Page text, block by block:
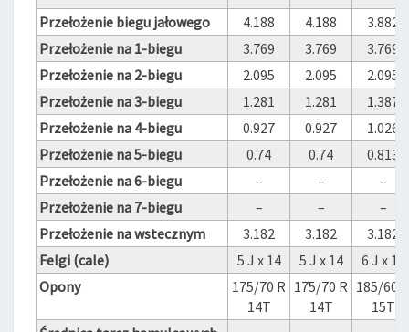
Przełożenie biegu jałowego
4.188 4.188
3.882
Przełożenie na 1-biegu
3.769 3.769
3.769
Przełożenie na 2-biegu
2.095 2.095
2.095
Przełożenie na 3-biegu
1.281 1.281
1.387
Przełożenie na 4-biegu
0.927 0.927
1.026
Przełożenie na 5-biegu
0.74 0.74
0.813
Przełożenie na 6-biegu
– –
–
Przełożenie na 7-biegu
– –
–
Przełożenie na wstecznym
3.182 3.182
3.182
Felgi (cale)
5 J x 14 5 J x 14
6 J x 15
Opony
175/70 R
14T
175/70 R
14T
185/60 R
15T